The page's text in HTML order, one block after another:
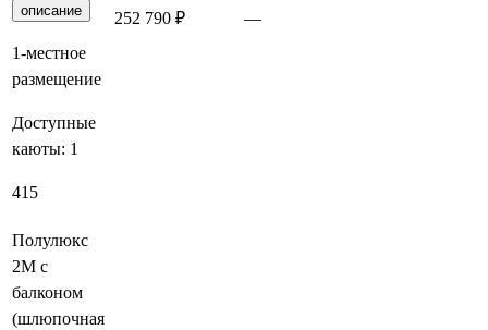
описание
1-местное
размещение
Доступные
каюты: 1
415
252 790 ₽ —
Полулюкс
2М с
балконом
(шлюпочная